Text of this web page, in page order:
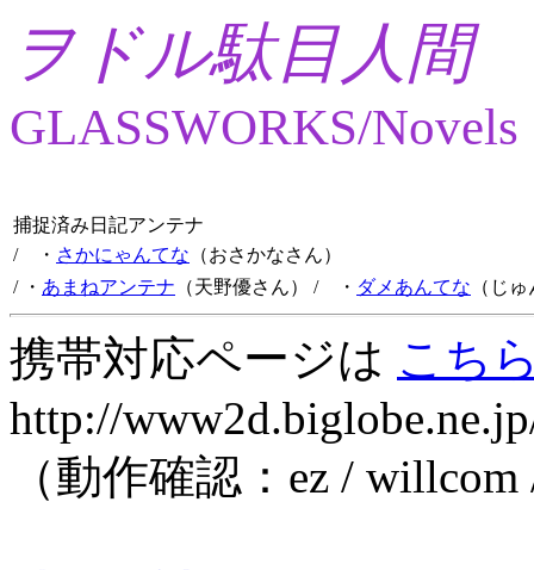
ヲドル駄目人間
GLASSWORKS/Novels
捕捉済み日記アンテナ
/ ・ さかにゃんてな （おさかなさん）
/ ・ あまねアンテナ （天野優さん） / ・ ダメあんてな （じ
携帯対応ページは こち
http://
（動作確認：ez /